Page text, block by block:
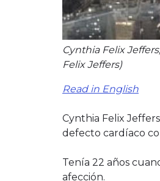
Cynthia Felix
Felix Jeffers)
Read in English
Cynthia Felix
defecto cardíaco
Tenía 22 años
afección.